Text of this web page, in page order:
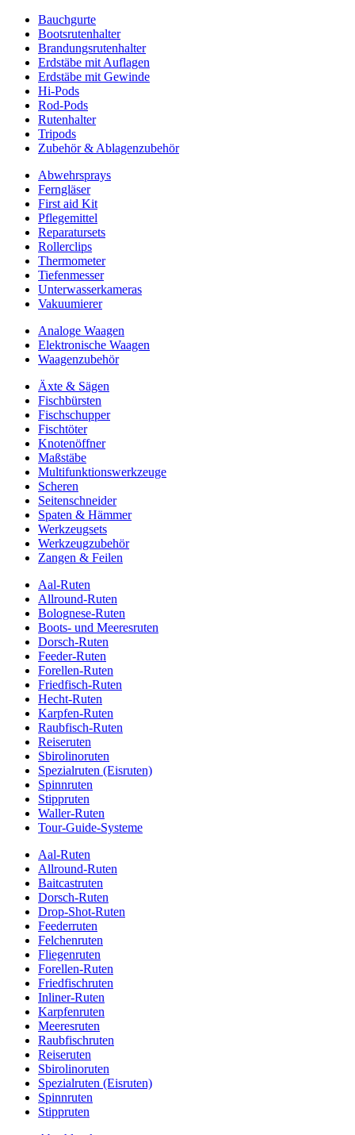
Bauchgurte
Bootsrutenhalter
Brandungsrutenhalter
Erdstäbe mit Auflagen
Erdstäbe mit Gewinde
Hi-Pods
Rod-Pods
Rutenhalter
Tripods
Zubehör & Ablagenzubehör
Abwehrsprays
Ferngläser
First aid Kit
Pflegemittel
Reparatursets
Rollerclips
Thermometer
Tiefenmesser
Unterwasserkameras
Vakuumierer
Analoge Waagen
Elektronische Waagen
Waagenzubehör
Äxte & Sägen
Fischbürsten
Fischschupper
Fischtöter
Knotenöffner
Maßstäbe
Multifunktionswerkzeuge
Scheren
Seitenschneider
Spaten & Hämmer
Werkzeugsets
Werkzeugzubehör
Zangen & Feilen
Aal-Ruten
Allround-Ruten
Bolognese-Ruten
Boots- und Meeresruten
Dorsch-Ruten
Feeder-Ruten
Forellen-Ruten
Friedfisch-Ruten
Hecht-Ruten
Karpfen-Ruten
Raubfisch-Ruten
Reiseruten
Sbirolinoruten
Spezialruten (Eisruten)
Spinnruten
Stippruten
Waller-Ruten
Tour-Guide-Systeme
Aal-Ruten
Allround-Ruten
Baitcastruten
Dorsch-Ruten
Drop-Shot-Ruten
Feederruten
Felchenruten
Fliegenruten
Forellen-Ruten
Friedfischruten
Inliner-Ruten
Karpfenruten
Meeresruten
Raubfischruten
Reiseruten
Sbirolinoruten
Spezialruten (Eisruten)
Spinnruten
Stippruten